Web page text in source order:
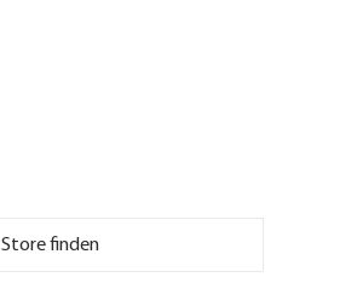
Store finden